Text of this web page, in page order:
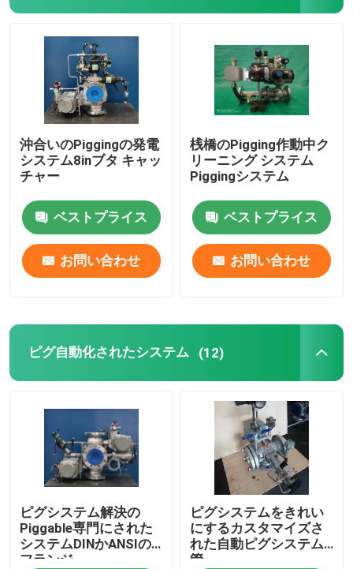
粘着性増進剤の分解システム
沖合いのPiggingの発電
システム8inブタ キャッ
チャー
ベストプライス
お問い合わせ
桟橋のPigging作動中ク
リーニング システム
Piggingシステム
ベストプライス
お問い合わせ
ピグ自動化されたシステム (12)
ピグシステム解決の
Piggable専門にされた
システムDINかANSIの
フランジ
ピグシステムをきれい
にするカスタマイズさ
れた自動ピグシステム
管